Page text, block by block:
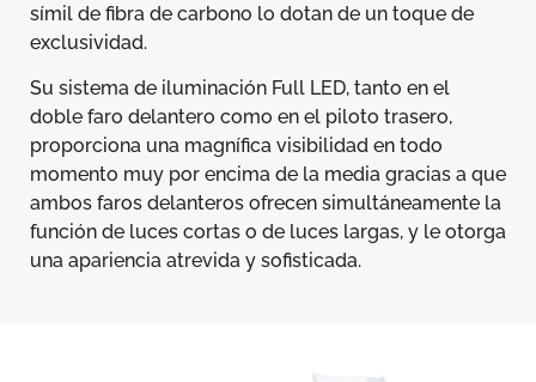
símil de fibra de carbono lo dotan de un toque de
exclusividad.
Su sistema de iluminación Full LED, tanto en el
doble faro delantero como en el piloto trasero,
proporciona una magnífica visibilidad en todo
momento muy por encima de la media gracias a que
ambos faros delanteros ofrecen simultáneamente la
función de luces cortas o de luces largas, y le otorga
una apariencia atrevida y sofisticada.